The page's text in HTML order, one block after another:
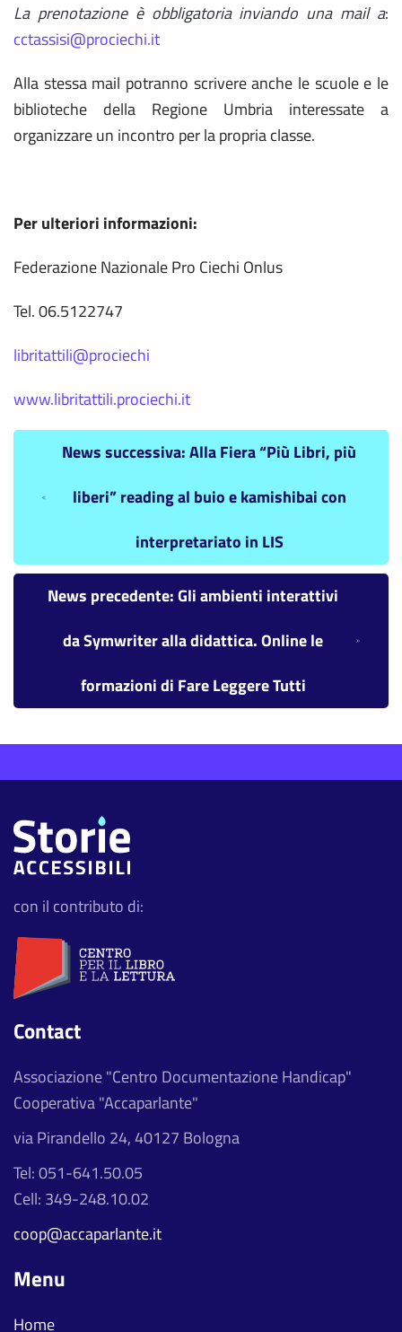
La prenotazione è obbligatoria inviando una mail a:
cctassisi@prociechi.it
Alla stessa mail potranno scrivere anche le scuole e le
biblioteche della Regione Umbria interessate a
organizzare un incontro per la propria classe.
Per ulteriori informazioni:
Federazione Nazionale Pro Ciechi Onlus
Tel. 06.5122747
libritattili@prociechi
www.libritattili.prociechi.it
News successiva: Alla Fiera “Più Libri, più
liberi” reading al buio e kamishibai con
interpretariato in LIS
News precedente: Gli ambienti interattivi
da Symwriter alla didattica. Online le
formazioni di Fare Leggere Tutti
con il contributo di:
Contact
Associazione "Centro Documentazione Handicap"
Cooperativa "Accaparlante"
via Pirandello 24, 40127 Bologna
Tel: 051-641.50.05
Cell: 349-248.10.02
coop@accaparlante.it
Menu
Home